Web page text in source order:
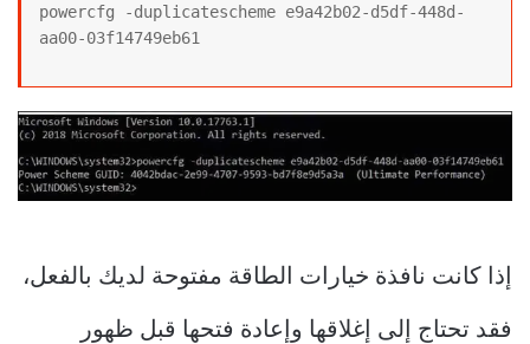
powercfg -duplicatescheme e9a42b02-d5df-448d-
aa00-03f14749eb61
إذا كانت نافذة خيارات الطاقة مفتوحة لديك بالفعل،
فقد تحتاج إلى إغلاقها وإعادة فتحها قبل ظهور